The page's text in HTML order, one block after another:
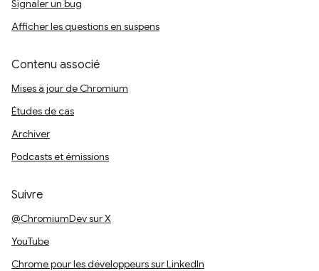
Signaler un bug
Afficher les questions en suspens
Contenu associé
Mises à jour de Chromium
Études de cas
Archiver
Podcasts et émissions
Suivre
@ChromiumDev sur X
YouTube
Chrome pour les développeurs sur LinkedIn